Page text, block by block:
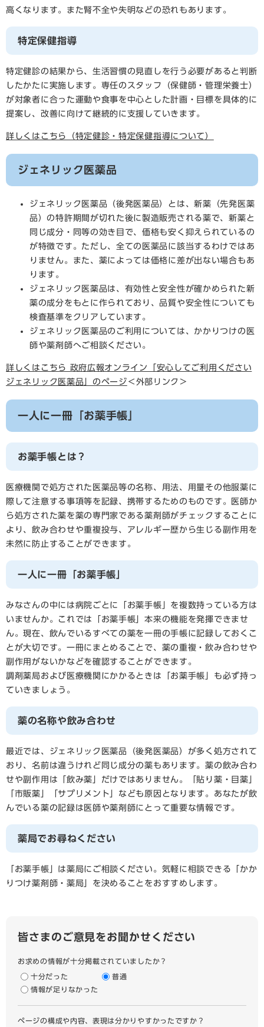
高くなります。また腎不全や失明などの恐れもあります。
特定保健指導
特定健診の結果から、生活習慣の見直しを行う必要があると判断
したかたに実施します。専任のスタッフ（保健師・管理栄養士）
が対象者に合った運動や食事を中心とした計画・目標を具体的に
提案し、改善に向けて継続的に支援していきます。
詳しくはこちら（特定健診・特定保健指導について）
ジェネリック医薬品
ジェネリック医薬品（後発医薬品）とは、新薬（先発医薬
品）の特許期間が切れた後に製造販売される薬で、新薬と
同じ成分・同等の効き目で、価格も安く抑えられているの
が特徴です。ただし、全ての医薬品に該当するわけではあ
りません。また、薬によっては価格に差が出ない場合もあ
ります。
ジェネリック医薬品は、有効性と安全性が確かめられた新
薬の成分をもとに作られており、品質や安全性についても
検査基準をクリアしています。
ジェネリック医薬品のご利用については、かかりつけの医
師や薬剤師へご相談ください。
詳しくはこちら 政府広報オンライン「安心してご利用ください
ジェネリック医薬品​」のページ ＜外部リンク＞
一人に一冊「お薬手帳」
お薬手帳とは？
医療機関で処方された医薬品等の名称、用法、用量その他服薬に
際して注意する事項等を記録、携帯するためのものです。医師か
ら処方された薬を薬の専門家である薬剤師がチェックすることに
より、飲み合わせや重複投与、アレルギー歴から生じる副作用を
未然に防止することができます。
一人に一冊「お薬手帳」
みなさんの中には病院ごとに「お薬手帳」を複数持っている方は
いませんか。これでは「お薬手帳」本来の機能を発揮できませ
ん。現在、飲んでいるすべての薬を一冊の手帳に記録しておくこ
とが大切です。一冊にまとめることで、薬の重複・飲み合わせや
副作用がないかなどを確認することができます。
調剤薬局および医療機関にかかるときは「お薬手帳」も必ず持っ
ていきましょう。
薬の名称や飲み合わせ
最近では、ジェネリック医薬品（後発医薬品）が多く処方されて
おり、名前は違うけれど同じ成分の薬もあります。薬の飲み合わ
せや副作用は「飲み薬」だけではありません。「貼り薬・目薬」
「市販薬」「サプリメント」なども原因となります。あなたが飲
んでいる薬の記録は医師や薬剤師にとって重要な情報です。
薬局でお尋ねください
「お薬手帳」は薬局にご相談ください。気軽に相談できる「かか
りつけ薬剤師・薬局」を決めることをおすすめします。
皆さまのご意見をお聞かせください
お求めの情報が十分掲載されていましたか？
十分だった
普通
情報が足りなかった
ページの構成や内容、表現は分かりやすかったですか？